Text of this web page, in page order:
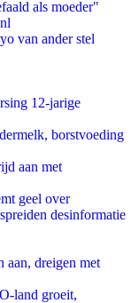
als moeder"
van ander stel
12-jarige
borstvoeding
aan met
geel over
desinformatie
aan, dreigen met
land groeit,